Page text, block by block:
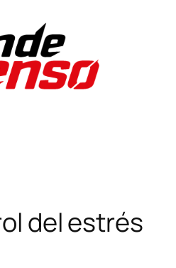
del estrés